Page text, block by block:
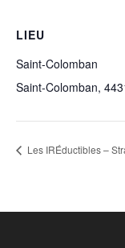
LIEU
Saint-Colomban
Saint-Colomban,
Les IRÉductibles –